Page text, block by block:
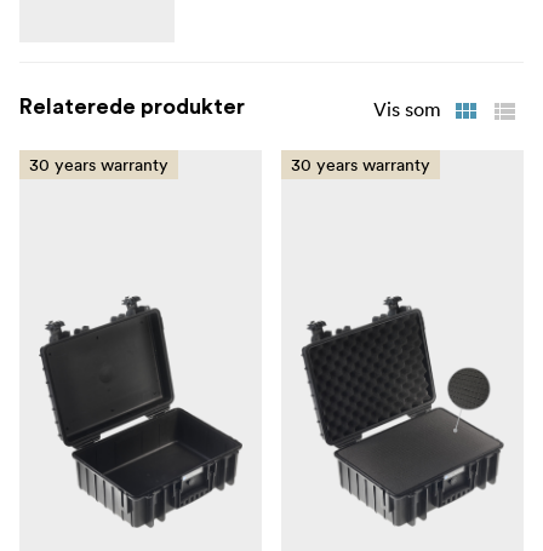
Relaterede produkter Vis som
30 years warranty 30 years warranty